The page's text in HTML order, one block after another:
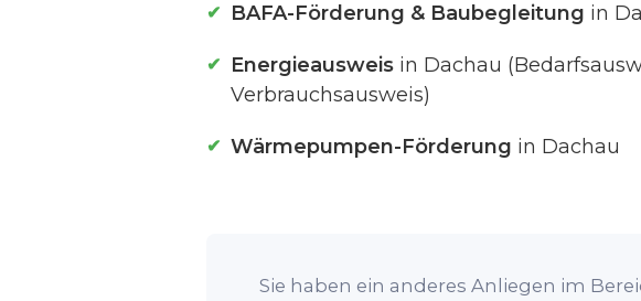
BAFA-Förderung & Baubegleitung in
Energieausweis in Dachau
Verbrauchsausweis)
Wärmepumpen-Förderung in Dachau
Sie haben ein anderes Anliegen im